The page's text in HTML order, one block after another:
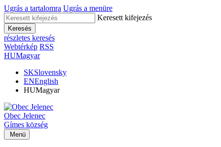
Ugrás a tartalomra Ugrás a menüre
Keresett kifejezés
Keresés
részletes keresés
Webtérkép RSS
HUMagyar
SKSlovensky
ENEnglish
HUMagyar
Obec Jelenec
Gímes község
Menü